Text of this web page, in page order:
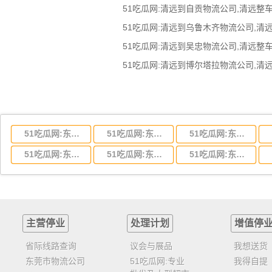
51吃瓜网:东莞到湖北省物流专线,东莞到湖北省物流公司 51吃瓜网:东莞到河南省物流专线,东莞到河南省物流公司 51吃瓜网:东莞到湖南省物流专线,东莞到湖南省物流公司
51吃瓜网:东莞到云南省物流运输,东莞到云南省物流公司 51吃瓜网:东莞到江西省物流专线,东莞到江西省物流公司 51吃瓜网:东莞到安徽省物流专线,东莞到安徽省物流公司
主营停业
省际线路查询
东莞市物流公司
处理计划
议会与展品
51吃瓜网:专业
增值停
我想送货
我得自提